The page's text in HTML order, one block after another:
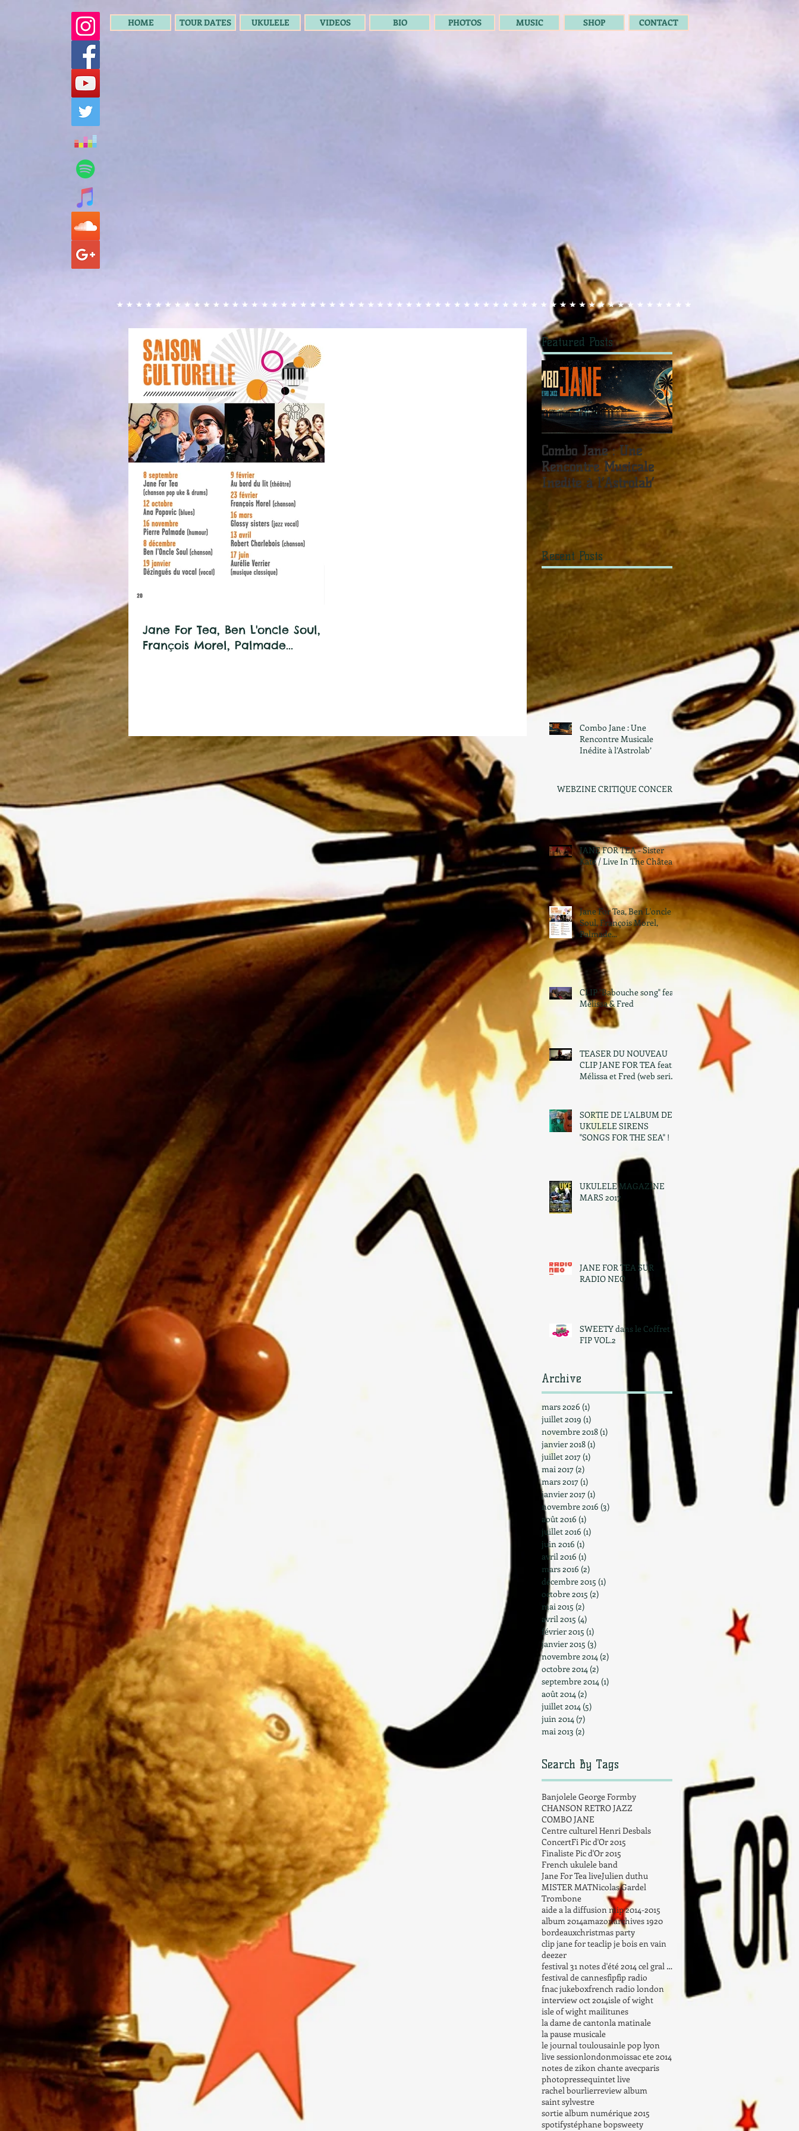
HOME TOUR DATES UKULELE VIDEOS BIO PHOTOS MUSIC SHOP CONTACT
Jane For Tea, Ben L'oncle Soul,
François Morel, Palmade...
Featured Posts
Combo Jane : Une
Rencontre Musicale
Inédite à l’Astrolab’
JANE FOR TEA -
Sister Kate / Live In
The Château
Recent Posts
Combo Jane : Une
Rencontre Musicale
Inédite à l’Astrolab’
WEBZINE CRITIQUE CONCERT
JANE FOR TEA - Sister
Kate / Live In The Château
Jane For Tea, Ben L'oncle
Soul, François Morel,
Palmade...
CLIP "Babouche song" feat.
Mélissa & Fred
TEASER DU NOUVEAU
CLIP JANE FOR TEA feat.
Mélissa et Fred (web serie
SORTIE DE L'ALBUM DES
UKULELE SIRENS
"SONGS FOR THE SEA" !
UKULELE MAGAZINE
MARS 2017
JANE FOR TEA SUR
RADIO NEO
SWEETY dans le Coffret
FIP VOL.2
Archive
mars 2026 (1)
juillet 2019 (1)
novembre 2018 (1)
janvier 2018 (1)
juillet 2017 (1)
mai 2017 (2)
mars 2017 (1)
janvier 2017 (1)
novembre 2016 (3) 3 posts
août 2016 (1)
juillet 2016 (1)
juin 2016 (1)
avril 2016 (1)
mars 2016 (2)
décembre 2015 (1)
octobre 2015 (2)
mai 2015 (2)
avril 2015 (4)
février 2015 (1)
janvier 2015 (3)
novembre 2014 (2)
octobre 2014 (2)
septembre 2014 (1)
août 2014 (2)
juillet 2014 (5)
juin 2014 (7)
mai 2013 (2)
Search By Tags
Banjolele George Formby
CHANSON RETRO JAZZ
COMBO JANE
Centre culturel Henri Desbals
ConcertFi Pic d'Or 2015
Finaliste Pic d'Or 2015
French ukulele band
Jane For Tea liveJulien duthu
MISTER MATNicolas Gardel
Trombone
aide a la diffusion mip 2014-2015
album 2014amazonarchives 1920
bordeauxchristmas party
clip jane for teaclip je bois en vain
deezer
festival 31 notes d'été 2014 cel gral haute-garonn
festival de cannesfipfip radio
fnac jukeboxfrench radio london
interview oct 2014isle of wight
isle of wight mailitunes
la dame de cantonla matinale
la pause musicale
le journal toulousainle pop lyon
live sessionlondonmoissac ete 2014
notes de zikon chante avecparis
photopressequintet live
rachel bourlierreview album
saint sylvestre
sortie album numérique 2015
spotifystéphane bopsweety